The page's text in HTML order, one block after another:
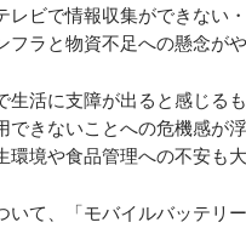
ビで情報収集ができない
ラと物資不足への懸念がや
活に支障が出ると感じるも
できないことへの危機感が
境や食品管理への不安も
て、「モバイルバッテリ